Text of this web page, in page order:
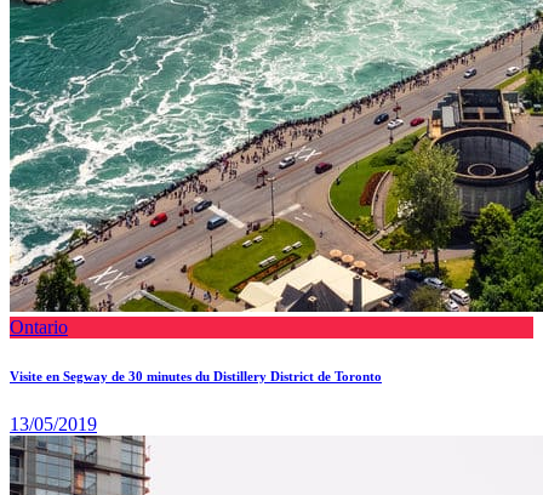
Ontario
Visite en Segway de 30 minutes du Distillery District de Toronto
13/05/2019